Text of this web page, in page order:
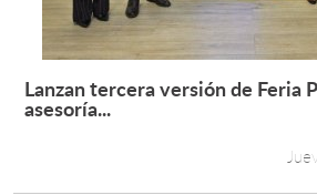
Lanzan tercera versión de Feria
asesoría...